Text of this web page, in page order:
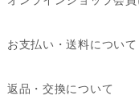
お支払い・送料について
返品・交換について